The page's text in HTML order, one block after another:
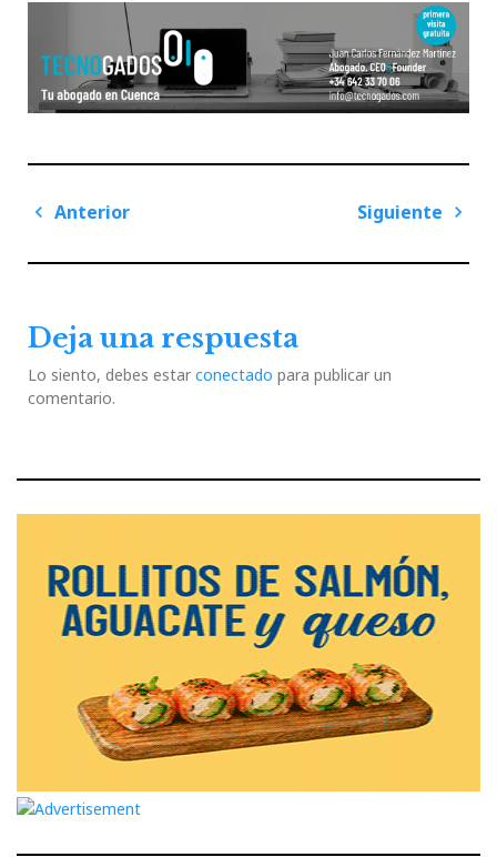
Navegación
entradas
Anterior
Siguiente
Deja una respuesta
Lo siento, debes estar conectado para publicar un
comentario.